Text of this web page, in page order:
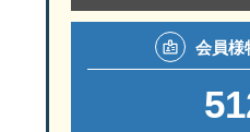
狭山市駅から徒歩３分
『 狭山市駅西口駐車場
『 狭山市駅西口駐車場 』 は上
「狭山市 産業労働センター」
会員様